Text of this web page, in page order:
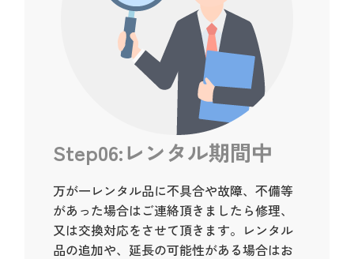
Step06:レンタル期間中
万が一レンタル品に不具合や故障、不備等
があった場合はご連絡頂きましたら修理、
又は交換対応をさせて頂きます。レンタル
品の追加や、延長の可能性がある場合はお